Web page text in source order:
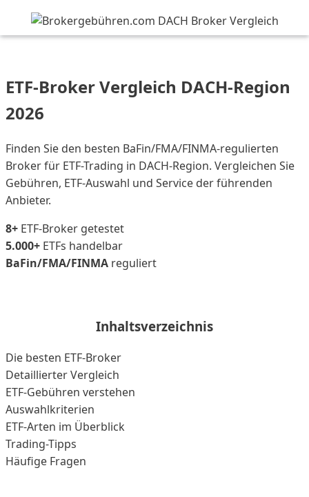
Brokergebühren›Ratgeber›ETF-Broker Vergleich
ETF-Broker Vergleich DACH-Region
2026
Finden Sie den besten BaFin/FMA/FINMA-regulierten
Broker für ETF-Trading in DACH-Region. Vergleichen Sie
Gebühren, ETF-Auswahl und Service der führenden
Anbieter.
8+ ETF-Broker getestet
5.000+ ETFs handelbar
BaFin/FMA/FINMA reguliert
Inhaltsverzeichnis
Die besten ETF-Broker
Detaillierter Vergleich
ETF-Gebühren verstehen
Auswahlkriterien
ETF-Arten im Überblick
Trading-Tipps
Häufige Fragen